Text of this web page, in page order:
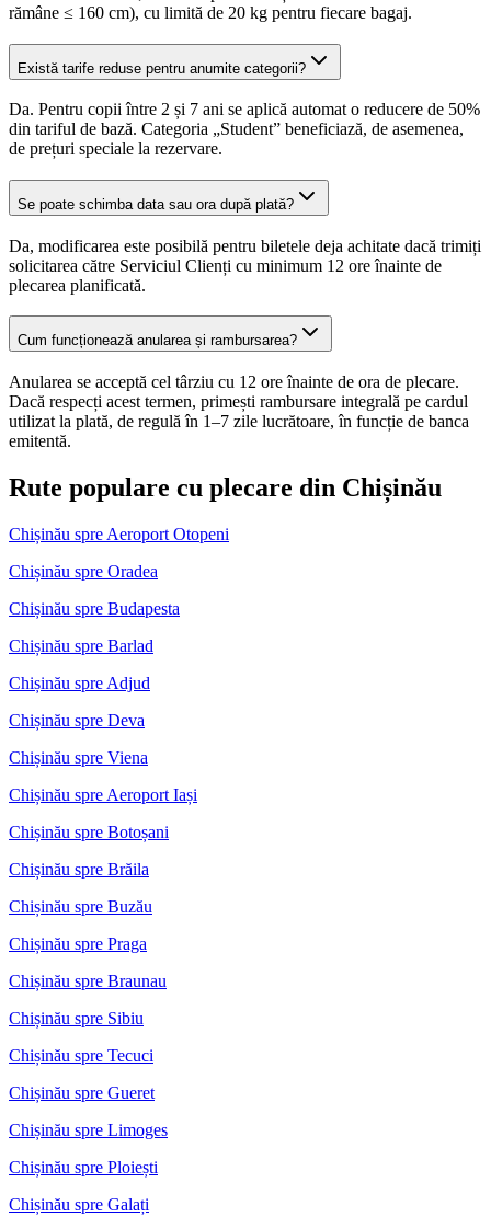
rămâne ≤ 160 cm), cu limită de 20 kg pentru fiecare bagaj.
Există tarife reduse pentru anumite categorii?
Da. Pentru copii între 2 și 7 ani se aplică automat o reducere de 50%
din tariful de bază. Categoria „Student” beneficiază, de asemenea,
de prețuri speciale la rezervare.
Se poate schimba data sau ora după plată?
Da, modificarea este posibilă pentru biletele deja achitate dacă trimiți
solicitarea către Serviciul Clienți cu minimum 12 ore înainte de
plecarea planificată.
Cum funcționează anularea și rambursarea?
Anularea se acceptă cel târziu cu 12 ore înainte de ora de plecare.
Dacă respecți acest termen, primești rambursare integrală pe cardul
utilizat la plată, de regulă în 1–7 zile lucrătoare, în funcție de banca
emitentă.
Rute populare cu plecare din Chișinău
Chișinău spre Aeroport Otopeni
Chișinău spre Oradea
Chișinău spre Budapesta
Chișinău spre Barlad
Chișinău spre Adjud
Chișinău spre Deva
Chișinău spre Viena
Chișinău spre Aeroport Iași
Chișinău spre Botoșani
Chișinău spre Brăila
Chișinău spre Buzău
Chișinău spre Praga
Chișinău spre Braunau
Chișinău spre Sibiu
Chișinău spre Tecuci
Chișinău spre Gueret
Chișinău spre Limoges
Chișinău spre Ploiești
Chișinău spre Galați